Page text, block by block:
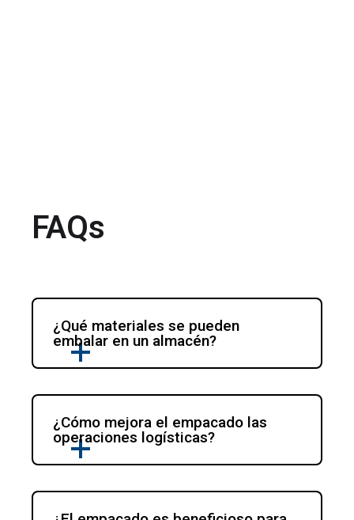
FAQs
¿Qué materiales se pueden
¿Cómo mejora el empacado las